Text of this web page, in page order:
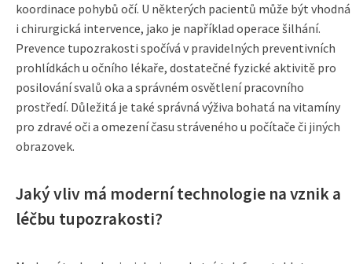
koordinace pohybů očí. U některých pacientů může být vhodná
i chirurgická intervence, jako je například operace šilhání.
Prevence tupozrakosti spočívá v pravidelných preventivních
prohlídkách u očního lékaře, dostatečné fyzické aktivitě pro
posilování svalů oka a správném osvětlení pracovního
prostředí. Důležitá je také správná výživa bohatá na vitamíny
pro zdravé oči a omezení času stráveného u počítače či jiných
obrazovek.
Jaký vliv má moderní technologie na vznik a
léčbu tupozrakosti?